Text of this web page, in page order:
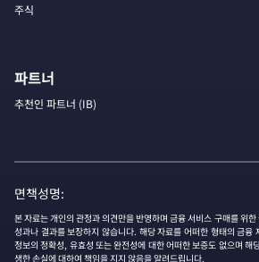
주식
파트너
추천인 파트너 (IB)
면책성명:
본 자료는 개인의 관정과 의견만을 반영하며 금융 서비스 구매를 위
성과나 결과를 보장하지 않습니다. 해당 자료를 어떠한 형태의 금융
정보의 정확성, 유효성 또는 완전성에 대한 어떠한 보증도 없으며 해
생한 손실에 대하여 책임을 지지 않음을 알려드립니다.